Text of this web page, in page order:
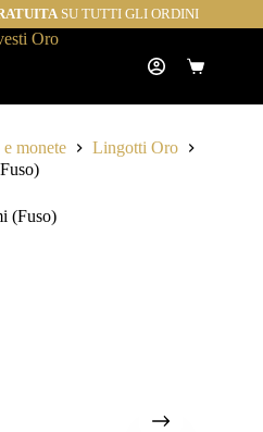
SU TUTTI GLI ORDINI
Carrello
monete
Lingotti Oro